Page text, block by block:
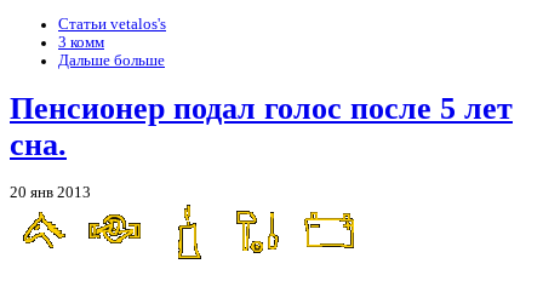
Статьи vetalos's
3 комм
Дальше больше
Пенсионер подал голос после 5 лет
сна.
20 янв 2013